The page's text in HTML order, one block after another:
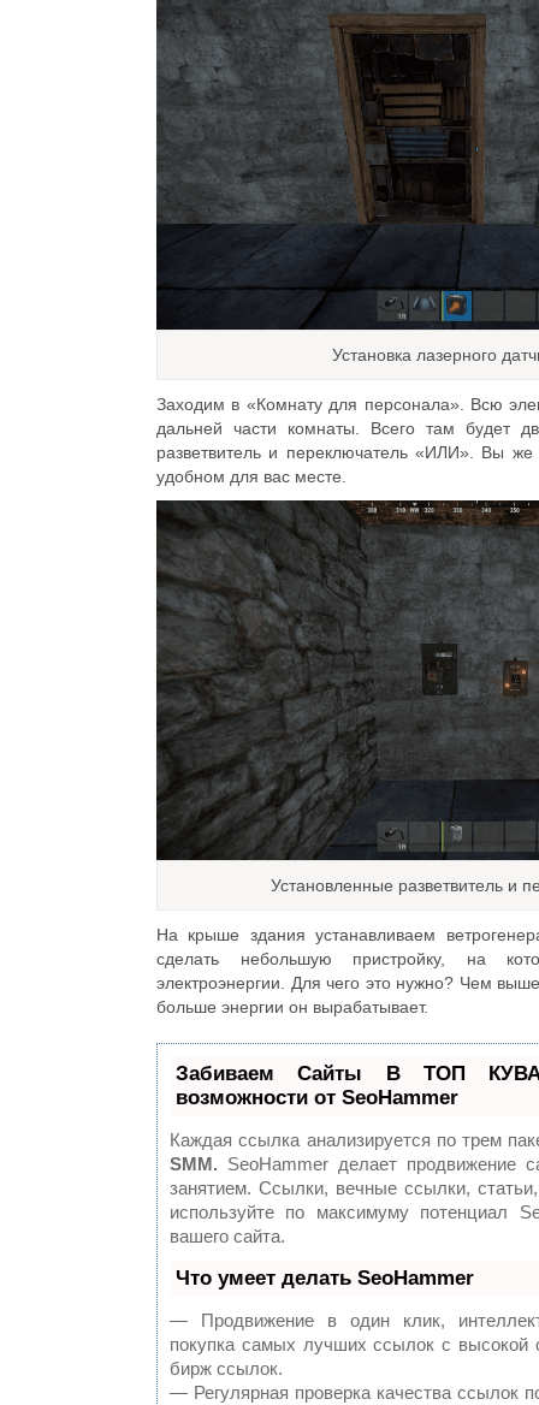
Установка лазерного
Заходим в «Комнату для персонала». Всю
дальней части комнаты. Всего там будет
разветвитель и переключатель «ИЛИ». Вы
удобном для вас месте.
Установленные разветвитель и
На крыше здания устанавливаем
сделать небольшую пристройку, на
электроэнергии. Для чего это нужно? Чем
больше энергии он вырабатывает.
Забиваем Сайты В ТОП
возможности от SeoHammer
Каждая ссылка анализируется по трем
SMM. SeoHammer делает продвижение
занятием. Ссылки, вечные ссылки,
используйте по максимуму потенциал
вашего сайта.
Что умеет делать SeoHammer
— Продвижение в один клик,
покупка самых лучших ссылок с высокой
бирж ссылок.
— Регулярная проверка качества ссылок